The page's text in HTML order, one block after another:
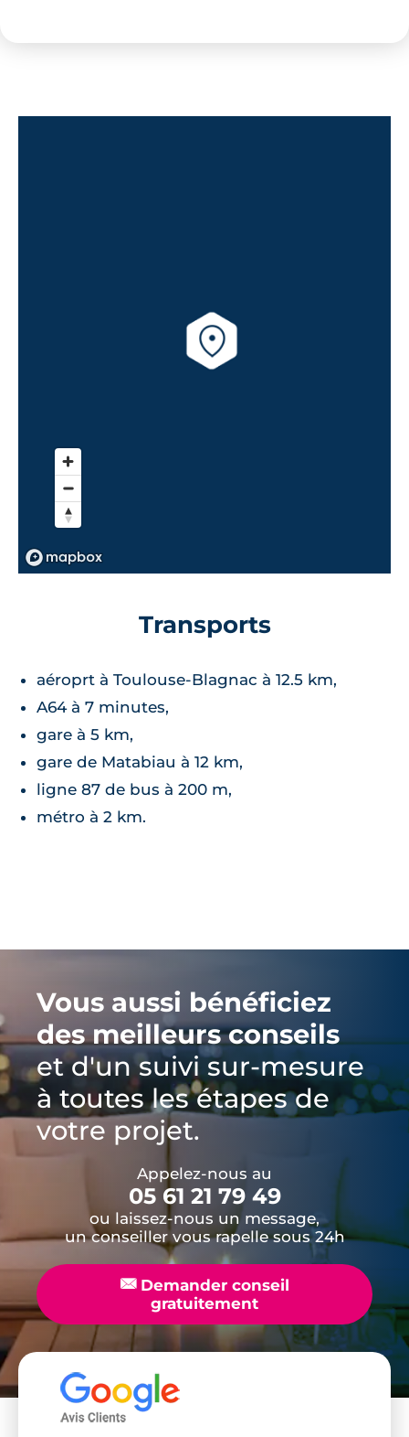
Transports
aéroprt à Toulouse-Blagnac à 12.5 km,
A64 à 7 minutes,
gare à 5 km,
gare de Matabiau à 12 km,
ligne 87 de bus à 200 m,
métro à 2 km.
Vous aussi bénéficiez
des meilleurs conseils
et d'un suivi sur-mesure
à toutes les étapes de
votre projet.
Appelez-nous au
05 61 21 79 49
ou laissez-nous un message,
un conseiller vous rapelle sous 24h
📧Demander conseil
gratuitement